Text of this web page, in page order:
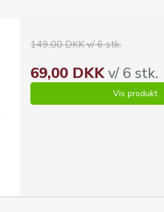
149,00 DKK v/ 6 stk.
69,00 DKKv/ 6 stk.
Vis produkt